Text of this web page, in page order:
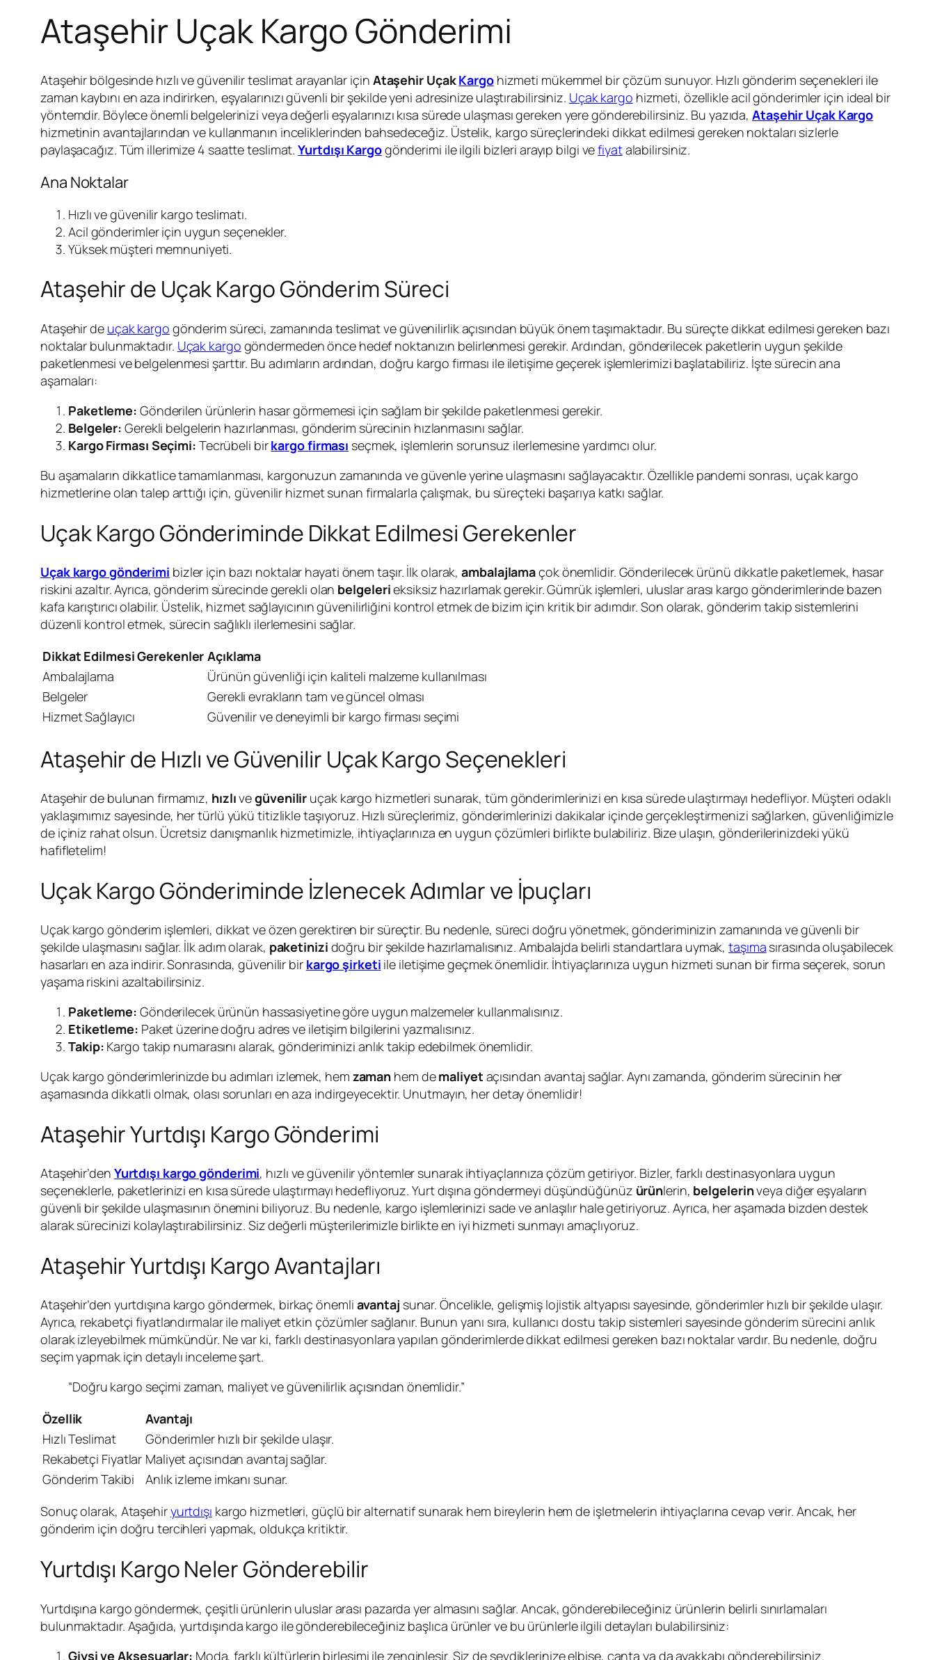
Ataşehir Uçak Kargo Gönderimi
Ataşehir bölgesinde hızlı ve güvenilir teslimat arayanlar için Ataşehir UçakKargohizmeti mükemmel bir çözüm sunuyor. Hızlı gönderim seçenekleri ile
zaman kaybını en aza indirirken, eşyalarınızı güvenli bir şekilde yeni adresinize ulaştırabilirsiniz. Uçak kargo hizmeti, özellikle acil gönderimler için ideal bir
yöntemdir. Böylece önemli belgelerinizi veya değerli eşyalarınızı kısa sürede ulaşması gereken yere gönderebilirsiniz. Bu yazıda,Ataşehir Uçak Kargo
hizmetinin avantajlarından ve kullanmanın inceliklerinden bahsedeceğiz. Üstelik, kargo süreçlerindeki dikkat edilmesi gereken noktaları sizlerle
paylaşacağız. Tüm illerimize 4 saatte teslimat.Yurtdışı Kargogönderimi ile ilgili bizleri arayıp bilgi vefiyatalabilirsiniz.
Ana Noktalar
Hızlı ve güvenilir kargo teslimatı.
Acil gönderimler için uygun seçenekler.
Yüksek müşteri memnuniyeti.
Ataşehir de Uçak Kargo Gönderim Süreci
Ataşehir de uçak kargo gönderim süreci, zamanında teslimat ve güvenilirlik açısından büyük önem taşımaktadır. Bu süreçte dikkat edilmesi gereken bazı
noktalar bulunmaktadır. Uçak kargo göndermeden önce hedef noktanızın belirlenmesi gerekir. Ardından, gönderilecek paketlerin uygun şekilde
paketlenmesi ve belgelenmesi şarttır. Bu adımların ardından, doğru kargo firması ile iletişime geçerek işlemlerimizi başlatabiliriz. İşte sürecin ana
aşamaları:
Paketleme: Gönderilen ürünlerin hasar görmemesi için sağlam bir şekilde paketlenmesi gerekir.
Belgeler: Gerekli belgelerin hazırlanması, gönderim sürecinin hızlanmasını sağlar.
Kargo Firması Seçimi: Tecrübeli birkargo firması seçmek, işlemlerin sorunsuz ilerlemesine yardımcı olur.
Bu aşamaların dikkatlice tamamlanması, kargonuzun zamanında ve güvenle yerine ulaşmasını sağlayacaktır. Özellikle pandemi sonrası, uçak kargo
hizmetlerine olan talep arttığı için, güvenilir hizmet sunan firmalarla çalışmak, bu süreçteki başarıya katkı sağlar.
Uçak Kargo Gönderiminde Dikkat Edilmesi Gerekenler
Uçak kargo gönderimi bizler için bazı noktalar hayati önem taşır. İlk olarak,ambalajlamaçok önemlidir. Gönderilecek ürünü dikkatle paketlemek, hasar
riskini azaltır. Ayrıca, gönderim sürecinde gerekli olan belgelerieksiksiz hazırlamak gerekir. Gümrük işlemleri, uluslar arası kargo gönderimlerinde bazen
kafa karıştırıcı olabilir. Üstelik, hizmet sağlayıcının güvenilirliğini kontrol etmek de bizim için kritik bir adımdır. Son olarak, gönderim takip sistemlerini
düzenli kontrol etmek, sürecin sağlıklı ilerlemesini sağlar.
Dikkat Edilmesi Gerekenler Açıklama
Ambalajlama
Ürünün güvenliği için kaliteli malzeme kullanılması
Belgeler
Gerekli evrakların tam ve güncel olması
Hizmet Sağlayıcı
Güvenilir ve deneyimli bir kargo firması seçimi
Ataşehir de Hızlı ve Güvenilir Uçak Kargo Seçenekleri
Ataşehir de bulunan firmamız, hızlıvegüvenilir uçak kargo hizmetleri sunarak, tüm gönderimlerinizi en kısa sürede ulaştırmayı hedefliyor. Müşteri odaklı
yaklaşımımız sayesinde, her türlü yükü titizlikle taşıyoruz. Hızlı süreçlerimiz, gönderimlerinizi dakikalar içinde gerçekleştirmenizi sağlarken, güvenliğimizle
de içiniz rahat olsun. Ücretsiz danışmanlık hizmetimizle, ihtiyaçlarınıza en uygun çözümleri birlikte bulabiliriz. Bize ulaşın, gönderilerinizdeki yükü
hafifletelim!
Uçak Kargo Gönderiminde İzlenecek Adımlar ve İpuçları
Uçak kargo gönderim işlemleri, dikkat ve özen gerektiren bir süreçtir. Bu nedenle, süreci doğru yönetmek, gönderiminizin zamanında ve güvenli bir
şekilde ulaşmasını sağlar. İlk adım olarak, paketinizi doğru bir şekilde hazırlamalısınız. Ambalajda belirli standartlara uymak,taşıma sırasında oluşabilecek
hasarları en aza indirir. Sonrasında, güvenilir bir kargo şirketi ile iletişime geçmek önemlidir. İhtiyaçlarınıza uygun hizmeti sunan bir firma seçerek, sorun
yaşama riskini azaltabilirsiniz.
Paketleme: Gönderilecek ürünün hassasiyetine göre uygun malzemeler kullanmalısınız.
Etiketleme: Paket üzerine doğru adres ve iletişim bilgilerini yazmalısınız.
Takip: Kargo takip numarasını alarak, gönderiminizi anlık takip edebilmek önemlidir.
Uçak kargo gönderimlerinizde bu adımları izlemek, hem zaman hem demaliyet açısından avantaj sağlar. Aynı zamanda, gönderim sürecinin her
aşamasında dikkatli olmak, olası sorunları en aza indirgeyecektir. Unutmayın, her detay önemlidir!
Ataşehir Yurtdışı Kargo Gönderimi
Ataşehir’den Yurtdışı kargo gönderimi, hızlı ve güvenilir yöntemler sunarak ihtiyaçlarınıza çözüm getiriyor. Bizler, farklı destinasyonlara uygun
seçeneklerle, paketlerinizi en kısa sürede ulaştırmayı hedefliyoruz. Yurt dışına göndermeyi düşündüğünüz ürünlerin, belgelerinveya diğer eşyaların
güvenli bir şekilde ulaşmasının önemini biliyoruz. Bu nedenle, kargo işlemlerinizi sade ve anlaşılır hale getiriyoruz. Ayrıca, her aşamada bizden destek
alarak sürecinizi kolaylaştırabilirsiniz. Siz değerli müşterilerimizle birlikte en iyi hizmeti sunmayı amaçlıyoruz.
Ataşehir Yurtdışı Kargo Avantajları
Ataşehir’den yurtdışına kargo göndermek, birkaç önemli avantaj sunar. Öncelikle, gelişmiş lojistik altyapısı sayesinde, gönderimler hızlı bir şekilde ulaşır.
Ayrıca, rekabetçi fiyatlandırmalar ile maliyet etkin çözümler sağlanır. Bunun yanı sıra, kullanıcı dostu takip sistemleri sayesinde gönderim sürecini anlık
olarak izleyebilmek mümkündür. Ne var ki, farklı destinasyonlara yapılan gönderimlerde dikkat edilmesi gereken bazı noktalar vardır. Bu nedenle, doğru
seçim yapmak için detaylı inceleme şart.
“Doğru kargo seçimi zaman, maliyet ve güvenilirlik açısından önemlidir.”
Özellik
Avantajı
Hızlı Teslimat
Gönderimler hızlı bir şekilde ulaşır.
Rekabetçi Fiyatlar Maliyet açısından avantaj sağlar.
Gönderim Takibi
Anlık izleme imkanı sunar.
Sonuç olarak, Ataşehiryurtdışı kargo hizmetleri, güçlü bir alternatif sunarak hem bireylerin hem de işletmelerin ihtiyaçlarına cevap verir. Ancak, her
gönderim için doğru tercihleri yapmak, oldukça kritiktir.
Yurtdışı Kargo Neler Gönderebilir
Yurtdışına kargo göndermek, çeşitli ürünlerin uluslar arası pazarda yer almasını sağlar. Ancak, gönderebileceğiniz ürünlerin belirli sınırlamaları
bulunmaktadır. Aşağıda, yurtdışında kargo ile gönderebileceğiniz başlıca ürünler ve bu ürünlerle ilgili detayları bulabilirsiniz:
Giysi ve Aksesuarlar: Moda, farklı kültürlerin birleşimi ile zenginleşir. Siz de sevdiklerinize elbise, çanta ya da ayakkabı gönderebilirsiniz.